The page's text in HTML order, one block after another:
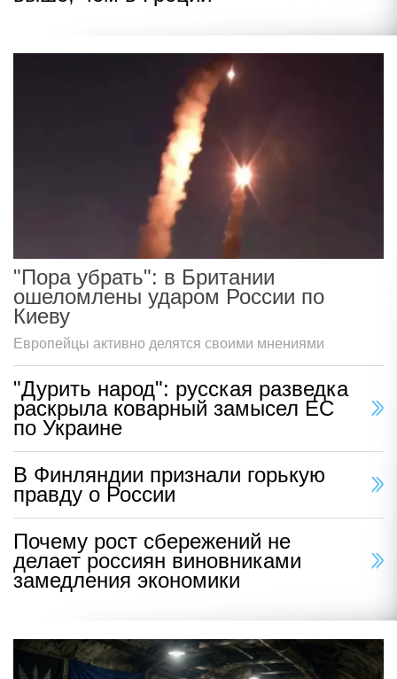
"Пора убрать": в Британии
ошеломлены ударом России по
Киеву
Европейцы активно делятся своими мнениями
"Дурить народ": русская разведка
раскрыла коварный замысел ЕС
по Украине
В Финляндии признали горькую
правду о России
Почему рост сбережений не
делает россиян виновниками
замедления экономики